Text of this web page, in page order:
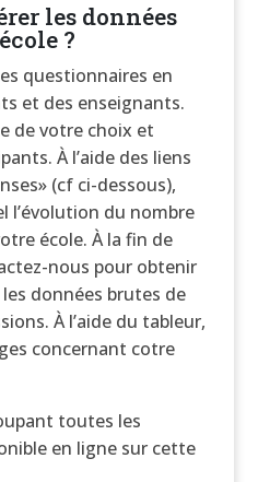
les données
?
questionnaires en
et des enseignants.
de votre choix et
À l’aide des liens
(cf ci-dessous),
l’évolution du nombre
école. À la fin de
nous pour obtenir
données brutes de
À l’aide du tableur,
concernant cotre
toutes les
en ligne sur cette